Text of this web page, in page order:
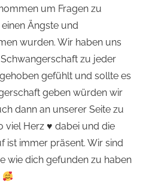
um Fragen zu
Ängste und
wurden. Wir haben uns
zu jeder
gefühlt und sollte es
geben würden wir
dann an unserer Seite zu
viel Herz♥️ dabei und die
ist immer präsent. Wir sind
wie dich gefunden zu haben